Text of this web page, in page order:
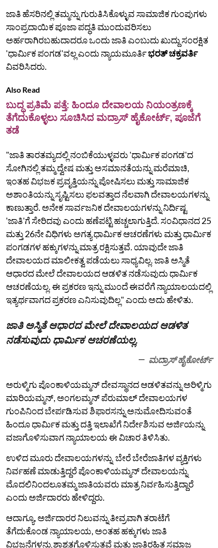
ಜಾತಿ ಹೆಸರಿನಲ್ಲಿ ತಮ್ಮನ್ನು ಗುರುತಿಸಿಕೊಳ್ಳುವ ಸಾಮಾಜಿಕ ಗುಂಪುಗಳು
ಸಾಂಪ್ರದಾಯಿಕ ಪೂಜಾ ಪದ್ಧತಿ ಮುಂದುವರಿಸಲು
ಅರ್ಹರಾಗಿರಬಹುದಾದರೂ ಒಂದು ಜಾತಿ ಎಂಬುದು ಖುದ್ದು ಸಂರಕ್ಷಿತ
'ಧಾರ್ಮಿಕ ಪಂಗಡ'ವಲ್ಲ ಎಂದು ನ್ಯಾಯಮೂರ್ತಿಭರತ್‌ ಚಕ್ರವರ್ತಿ
ವಿವರಿಸಿದರು.
Also Read
ಬುದ್ಧ ಪ್ರತಿಮೆ ಪತ್ತೆ: ಹಿಂದೂ ದೇವಾಲಯ ನಿಯಂತ್ರಣಕ್ಕೆ
ತೆಗೆದುಕೊಳ್ಳಲು ಸೂಚಿಸಿದ ಮದ್ರಾಸ್ ಹೈಕೋರ್ಟ್, ಪೂಜೆಗೆ
ತಡೆ
"ಜಾತಿ ತಾರತಮ್ಯದಲ್ಲಿ ನಂಬಿಕೆಯುಳ್ಳವರು 'ಧಾರ್ಮಿಕ ಪಂಗಡ'ದ
ಸೋಗಿನಲ್ಲಿ ತಮ್ಮ ದ್ವೇಷ ಮತ್ತು ಅಸಮಾನತೆಯನ್ನು ಮರೆಮಾಚಿ,
ಇಂತಹ ವಿಭಜಕ ಪ್ರವೃತ್ತಿಯನ್ನು ಪೋಷಿಸಲು ಮತ್ತು ಸಾಮಾಜಿಕ
ಅಶಾಂತಿಯನ್ನು ಸೃಷ್ಟಿಸಲು ಫಲವತ್ತಾದ ನೆಲವಾಗಿ ದೇವಾಲಯಗಳನ್ನು
ಕಾಣುತ್ತಾರೆ. ಅನೇಕ ಸಾರ್ವಜನಿಕ ದೇವಾಲಯಗಳನ್ನು ನಿರ್ದಿಷ್ಟ
'ಜಾತಿ'ಗೆ ಸೇರಿದವು ಎಂದು ಹಣೆಪಟ್ಟಿ ಹಚ್ಚಲಾಗುತ್ತಿದೆ. ಸಂವಿಧಾನದ 25
ಮತ್ತು 26ನೇ ವಿಧಿಗಳು ಅಗತ್ಯ ಧಾರ್ಮಿಕ ಆಚರಣೆಗಳು ಮತ್ತು ಧಾರ್ಮಿಕ
ಪಂಗಡಗಳ ಹಕ್ಕುಗಳನ್ನು ಮಾತ್ರ ರಕ್ಷಿಸುತ್ತವೆ. ಯಾವುದೇ ಜಾತಿ
ದೇವಾಲಯದ ಮಾಲೀಕತ್ವ ಪಡೆಯಲು ಸಾಧ್ಯವಿಲ್ಲ. ಜಾತಿ ಅಸ್ಮಿತೆ
ಆಧಾರದ ಮೇಲೆ ದೇವಾಲಯದ ಆಡಳಿತ ನಡೆಸುವುದು ಧಾರ್ಮಿಕ
ಆಚರಣೆಯಲ್ಲ. ಈ ಪ್ರಕರಣ ಇನ್ನು ಮುಂದೆ ಈವರೆಗೆ ನ್ಯಾಯಾಲಯದಲ್ಲಿ
ಇತ್ಯರ್ಥವಾಗದ ಪ್ರಕರಣ ಎನಿಸುವುದಿಲ್ಲ" ಎಂದು ಅದು ಹೇಳಿತು.
ಜಾತಿ ಅಸ್ಮಿತೆ ಆಧಾರದ ಮೇಲೆ ದೇವಾಲಯದ ಆಡಳಿತ
ನಡೆಸುವುದು ಧಾರ್ಮಿಕ ಆಚರಣೆಯಲ್ಲ.
ಮದ್ರಾಸ್ ಹೈಕೋರ್ಟ್
ಅರುಳ್ಮಿಗು ಪೊಂಕಾಳಿಯಮ್ಮನ್ ದೇವಸ್ಥಾನದ ಆಡಳಿತವನ್ನು ಅರಿಳ್ಮಿಗು
ಮಾರಿಯಮ್ಮನ್‌, ಅಂಗಲಮ್ಮನ್‌ ಪೆರುಮಾಲ್‌ ದೇವಾಲಯಗಳ
ಗುಂಪಿನಿಂದ ಬೇರ್ಪಡಿಸುವ ಶಿಫಾರಸನ್ನು ಅನುಮೋದಿಸುವಂತೆ
ಹಿಂದೂ ಧಾರ್ಮಿಕ ಮತ್ತು ದತ್ತಿ ಇಲಾಖೆಗೆ ನಿರ್ದೇಶಿಸುವ ಅರ್ಜಿಯನ್ನು
ವಜಾಗೊಳಿಸುವಾಗ ನ್ಯಾಯಾಲಯ ಈ ವಿಚಾರ ತಿಳಿಸಿತು.
ಉಳಿದ ಮೂರು ದೇವಾಲಯಗಳನ್ನು ಬೇರೆ ಬೇರೆಜಾತಿಗಳ ವ್ಯಕ್ತಿಗಳು
ನಿರ್ವಹಣೆ ಮಾಡುತ್ತಿದ್ದರೆ ಪೊಂಕಾಳಿಯಮ್ಮನ್‌ ದೇವಾಲಯನ್ನು
ಮೊದಲಿನಿಂದಲೂತಮ್ಮ ಜಾತಿಯವರು ಮಾತ್ರ ನಿರ್ವಹಿಸುತ್ತಿದ್ದಾರೆ
ಎಂದು ಅರ್ಜಿದಾರರು ಹೇಳಿದ್ದರು.
ಆದಾಗ್ಯೂ, ಅರ್ಜಿದಾರರ ನಿಲುವನ್ನು ತೀವ್ರವಾಗಿ ತರಾಟೆಗೆ
ತೆಗೆದುಕೊಂಡ ನ್ಯಾಯಾಲಯ, ಅಂತಹ ಹಕ್ಕುಗಳು ಜಾತಿ
ವಿಭಜನೆಗಳನ್ನು ಶಾಶ್ವತಗೊಳಿಸುತ್ತವೆ ಮತ್ತು ಜಾತಿರಹಿತ ಸಮಾಜ